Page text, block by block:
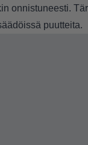
onnistuneesti.
puutteita.